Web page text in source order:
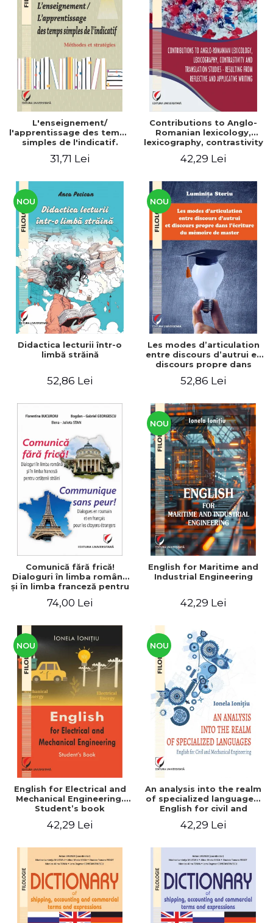
L'enseignement/
l'apprentissage des temps
simples de l'indicatif.
31,71 Lei
Contributions to Anglo-
Romanian lexicology,
lexicography, contrastivity
Resulting from reflective
42,29 Lei
NOU
Didactica lecturii într-o
limbă străină
52,86 Lei
NOU
Les modes d’articulation
entre discours d’autrui et
discours propre dans
master
52,86 Lei
Comunică fără frică!
Dialoguri în limba română
şi în limba franceză pentru
străini/Communique sans
roumain et en français
pour les citoyens
étrangers
74,00 Lei
NOU
English for Maritime and
Industrial Engineering
42,29 Lei
NOU
English for Electrical and
Mechanical Engineering.
Student’s book
42,29 Lei
NOU
An analysis into the realm
of specialized languages.
English for civil and
42,29 Lei